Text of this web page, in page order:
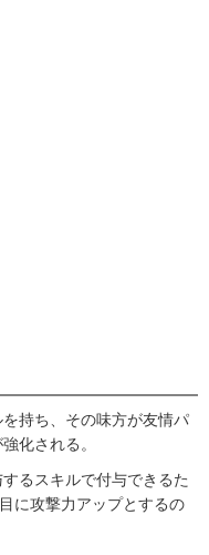
持ち、その味方が友情パ
化される。
るスキルで付与できるた
に攻撃力アップとするの